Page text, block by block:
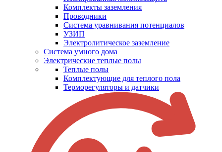
Комплекты заземления
Проводники
Система уравнивания потенциалов
УЗИП
Электролитическое заземление
Система умного дома
Электрические теплые полы
Теплые полы
Комплектующие для теплого пола
Терморегуляторы и датчики